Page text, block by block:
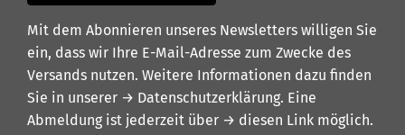
Mit dem Abonnieren unseres Newsletters willigen Sie
ein, dass wir Ihre E-Mail-Adresse zum Zwecke des
Versands nutzen. Weitere Informationen dazu finden
Sie in unserer → Datenschutzerklärung. Eine
Abmeldung ist jederzeit über → diesen Link möglich.